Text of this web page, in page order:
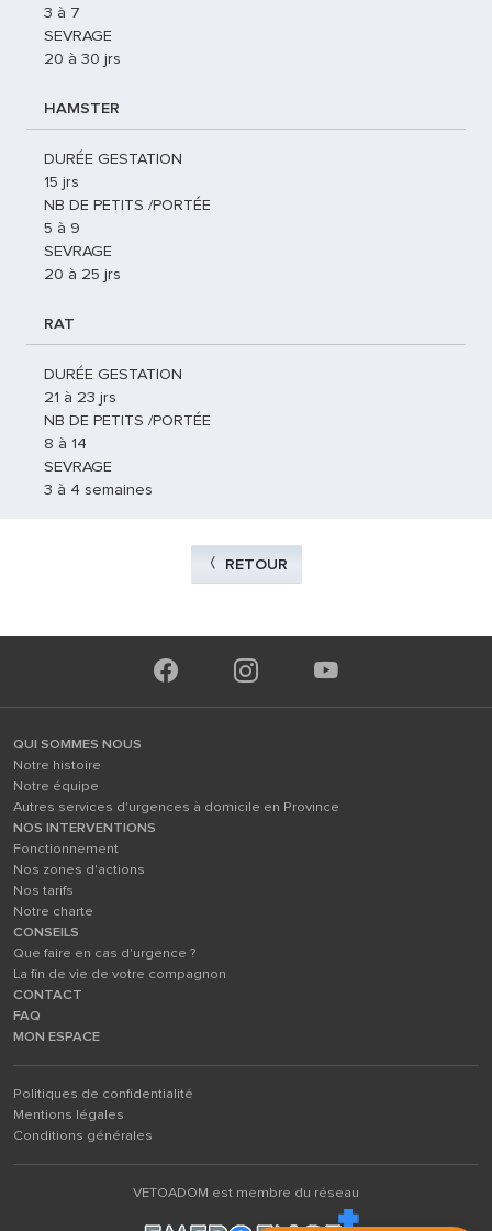
3 à 7
SEVRAGE
20 à 30 jrs
HAMSTER
DURÉE GESTATION
15 jrs
NB DE PETITS /PORTÉE
5 à 9
SEVRAGE
20 à 25 jrs
RAT
DURÉE GESTATION
21 à 23 jrs
NB DE PETITS /PORTÉE
8 à 14
SEVRAGE
3 à 4 semaines
RETOUR
QUI SOMMES NOUS
Notre histoire
Notre équipe
Autres services d'urgences à domicile en Province
NOS INTERVENTIONS
Fonctionnement
Nos zones d'actions
Nos tarifs
Notre charte
CONSEILS
Que faire en cas d'urgence ?
La fin de vie de votre compagnon
CONTACT
FAQ
MON ESPACE
Politiques de confidentialité
Mentions légales
Conditions générales
VETOADOM est membre du réseau